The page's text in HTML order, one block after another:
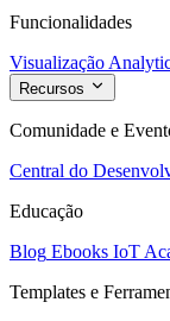
Funcionalidades
Visualização
Recursos
Comunidade e
Central do
Educação
Blog Ebooks IoT
Templates e